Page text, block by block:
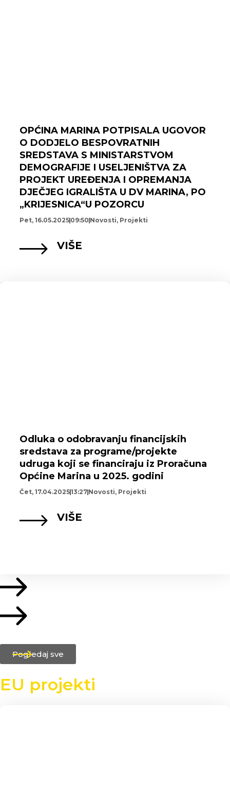
OPĆINA MARINA POTPISALA UGOVOR
O DODJELO BESPOVRATNIH
SREDSTAVA S MINISTARSTVOM
DEMOGRAFIJE I USELJENIŠTVA ZA
PROJEKT UREĐENJA I OPREMANJA
DJEČJEG IGRALIŠTA U DV MARINA, PO
„KRIJESNICA“U POZORCU
Pet, 16.05.2025 09:50 Novosti, Projekti
VIŠE
Odluka o odobravanju financijskih
sredstava za programe/projekte
udruga koji se financiraju iz Proračuna
Općine Marina u 2025. godini
Čet, 17.04.202513:27 Novosti, Projekti
VIŠE
Pogledaj sve
EU projekti